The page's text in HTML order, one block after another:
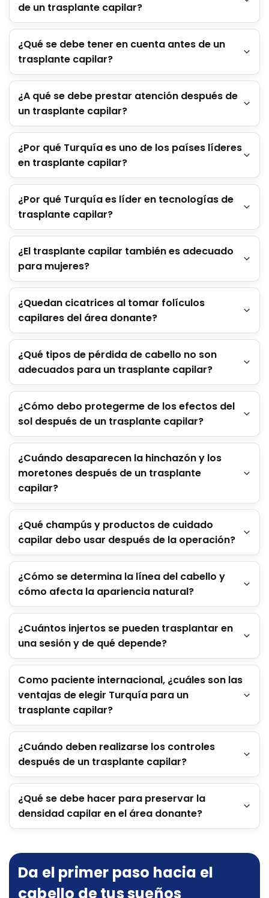
de un trasplante capilar?
¿Qué se debe tener en cuenta antes de un
trasplante capilar?
¿A qué se debe prestar atención después de
un trasplante capilar?
¿Por qué Turquía es uno de los países líderes
en trasplante capilar?
¿Por qué Turquía es líder en tecnologías de
trasplante capilar?
¿El trasplante capilar también es adecuado
para mujeres?
¿Quedan cicatrices al tomar folículos
capilares del área donante?
¿Qué tipos de pérdida de cabello no son
adecuados para un trasplante capilar?
¿Cómo debo protegerme de los efectos del
sol después de un trasplante capilar?
¿Cuándo desaparecen la hinchazón y los
moretones después de un trasplante
capilar?
¿Qué champús y productos de cuidado
capilar debo usar después de la operación?
¿Cómo se determina la línea del cabello y
cómo afecta la apariencia natural?
¿Cuántos injertos se pueden trasplantar en
una sesión y de qué depende?
Como paciente internacional, ¿cuáles son las
ventajas de elegir Turquía para un
trasplante capilar?
¿Cuándo deben realizarse los controles
después de un trasplante capilar?
¿Qué se debe hacer para preservar la
densidad capilar en el área donante?
Da el primer paso hacia el
cabello de tus sueños